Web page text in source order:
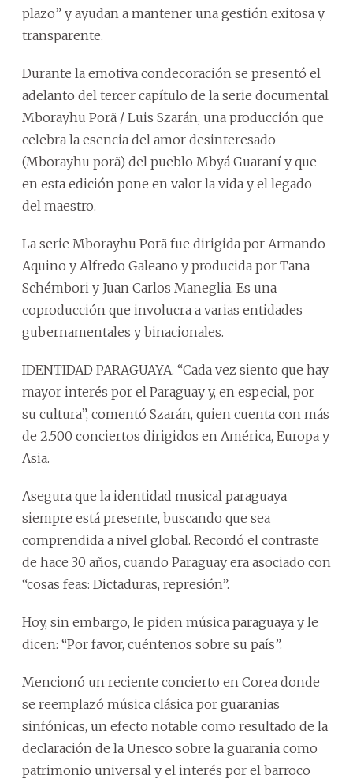
plazo” y ayudan a mantener una gestión exitosa y
transparente.
Durante la emotiva condecoración se presentó el
adelanto del tercer capítulo de la serie documental
Mborayhu Porã / Luis Szarán, una producción que
celebra la esencia del amor desinteresado
(Mborayhu porã) del pueblo Mbyá Guaraní y que
en esta edición pone en valor la vida y el legado
del maestro.
La serie Mborayhu Porã fue dirigida por Armando
Aquino y Alfredo Galeano y producida por Tana
Schémbori y Juan Carlos Maneglia. Es una
coproducción que involucra a varias entidades
gubernamentales y binacionales.
IDENTIDAD PARAGUAYA. “Cada vez siento que hay
mayor interés por el Paraguay y, en especial, por
su cultura”, comentó Szarán, quien cuenta con más
de 2.500 conciertos dirigidos en América, Europa y
Asia.
Asegura que la identidad musical paraguaya
siempre está presente, buscando que sea
comprendida a nivel global. Recordó el contraste
de hace 30 años, cuando Paraguay era asociado con
“cosas feas: Dictaduras, represión”.
Hoy, sin embargo, le piden música paraguaya y le
dicen: “Por favor, cuéntenos sobre su país”.
Mencionó un reciente concierto en Corea donde
se reemplazó música clásica por guaranias
sinfónicas, un efecto notable como resultado de la
declaración de la Unesco sobre la guarania como
patrimonio universal y el interés por el barroco